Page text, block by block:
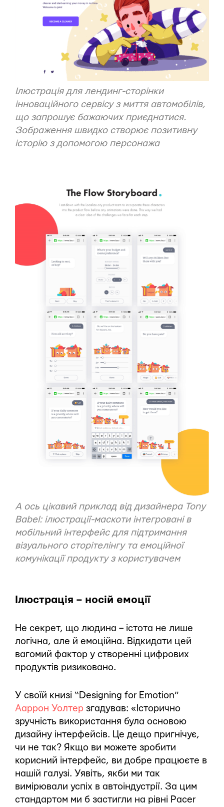
Ілюстрація для лендинг-сторінки
інноваційного сервісу з миття автомобілів,
що запрошує бажаючих приєднатися.
Зображення швидко створює позитивну
історію з допомогою персонажа
А ось цікавий приклад від дизайнера Tony
Babel: ілюстрації-маскоти інтегровані в
мобільний інтерфейс для підтримання
візуального сторітелінгу та емоційної
комунікації продукту з користувачем
Ілюстрація – носій емоції
Не секрет, що людина – істота не лише
логічна, але й емоційна. Відкидати цей
вагомий фактор у створенні цифрових
продуктів ризиковано.
У своїй книзі “Designing for Emotion”
Ааррон Уолтер згадував: «Історично
зручність використання була основою
дизайну інтерфейсів. Це дещо пригнічує,
чи не так? Якщо ви можете зробити
корисний інтерфейс, ви добре працюєте в
нашій галузі. Уявіть, якби ми так
вимірювали успіх в автоіндустрії. За цим
стандартом ми б застигли на рівні Pacer